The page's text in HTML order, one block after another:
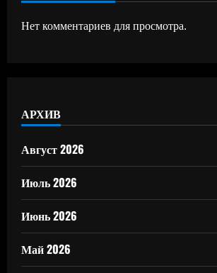
Нет комментариев для просмотра.
АРХИВ
Август 2026
Июль 2026
Июнь 2026
Май 2026